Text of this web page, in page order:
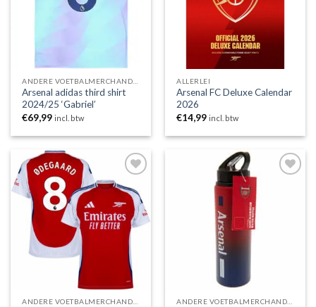
Arsenal adidas third shirt
2024/25 ‘Gabriel’
€69,99 incl. btw
ALLERLEI
Arsenal FC Deluxe Calendar
2026
€14,99 incl. btw
Toevoegen
aan
wenslijst